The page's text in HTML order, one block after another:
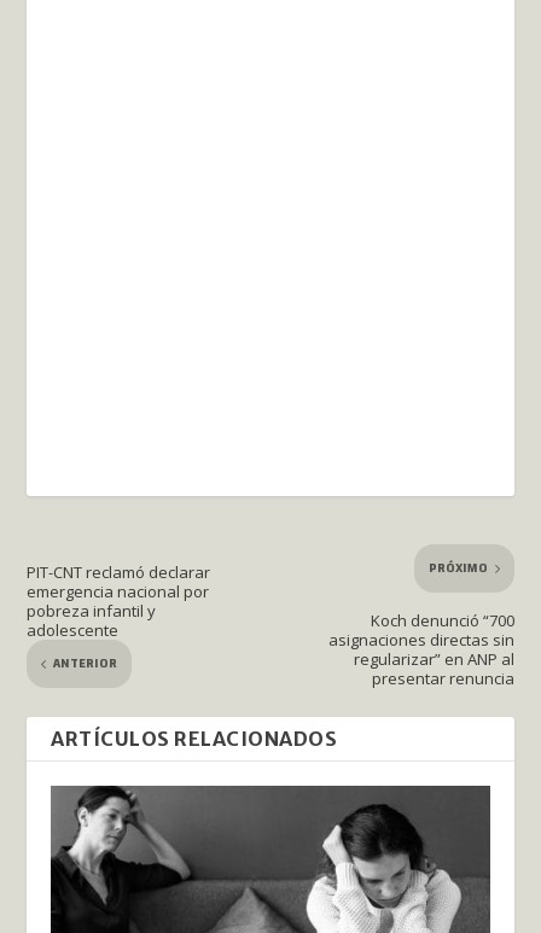
PIT-CNT reclamó declarar
emergencia nacional por
pobreza infantil y
adolescente
ANTERIOR
PRÓXIMO
Koch denunció “700
asignaciones directas sin
regularizar” en ANP al
presentar renuncia
ARTÍCULOS RELACIONADOS